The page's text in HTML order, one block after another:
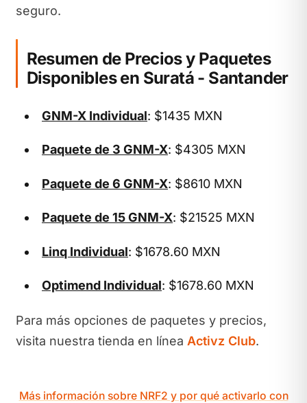
seguro.
Resumen de Precios y Paquetes
Disponibles en Suratá - Santander
GNM-X Individual: $1435 MXN
Paquete de 3 GNM-X: $4305 MXN
Paquete de 6 GNM-X: $8610 MXN
Paquete de 15 GNM-X: $21525 MXN
Linq Individual: $1678.60 MXN
Optimend Individual: $1678.60 MXN
Para más opciones de paquetes y precios,
visita nuestra tienda en línea Activz Club.
Más información sobre NRF2 y por qué activarlo con